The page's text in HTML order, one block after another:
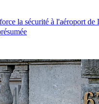
la sécurité à l'aéroport de